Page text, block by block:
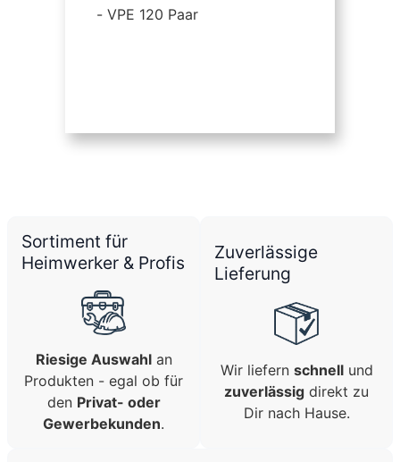
VPE 120 Paar
Sortiment für
Heimwerker & Profis
Riesige Auswahlan
Produkten - egal ob für
den Privat- oder
Gewerbekunden.
Zuverlässige
Lieferung
Wir liefern schnellund
zuverlässig direkt zu
Dir nach Hause.